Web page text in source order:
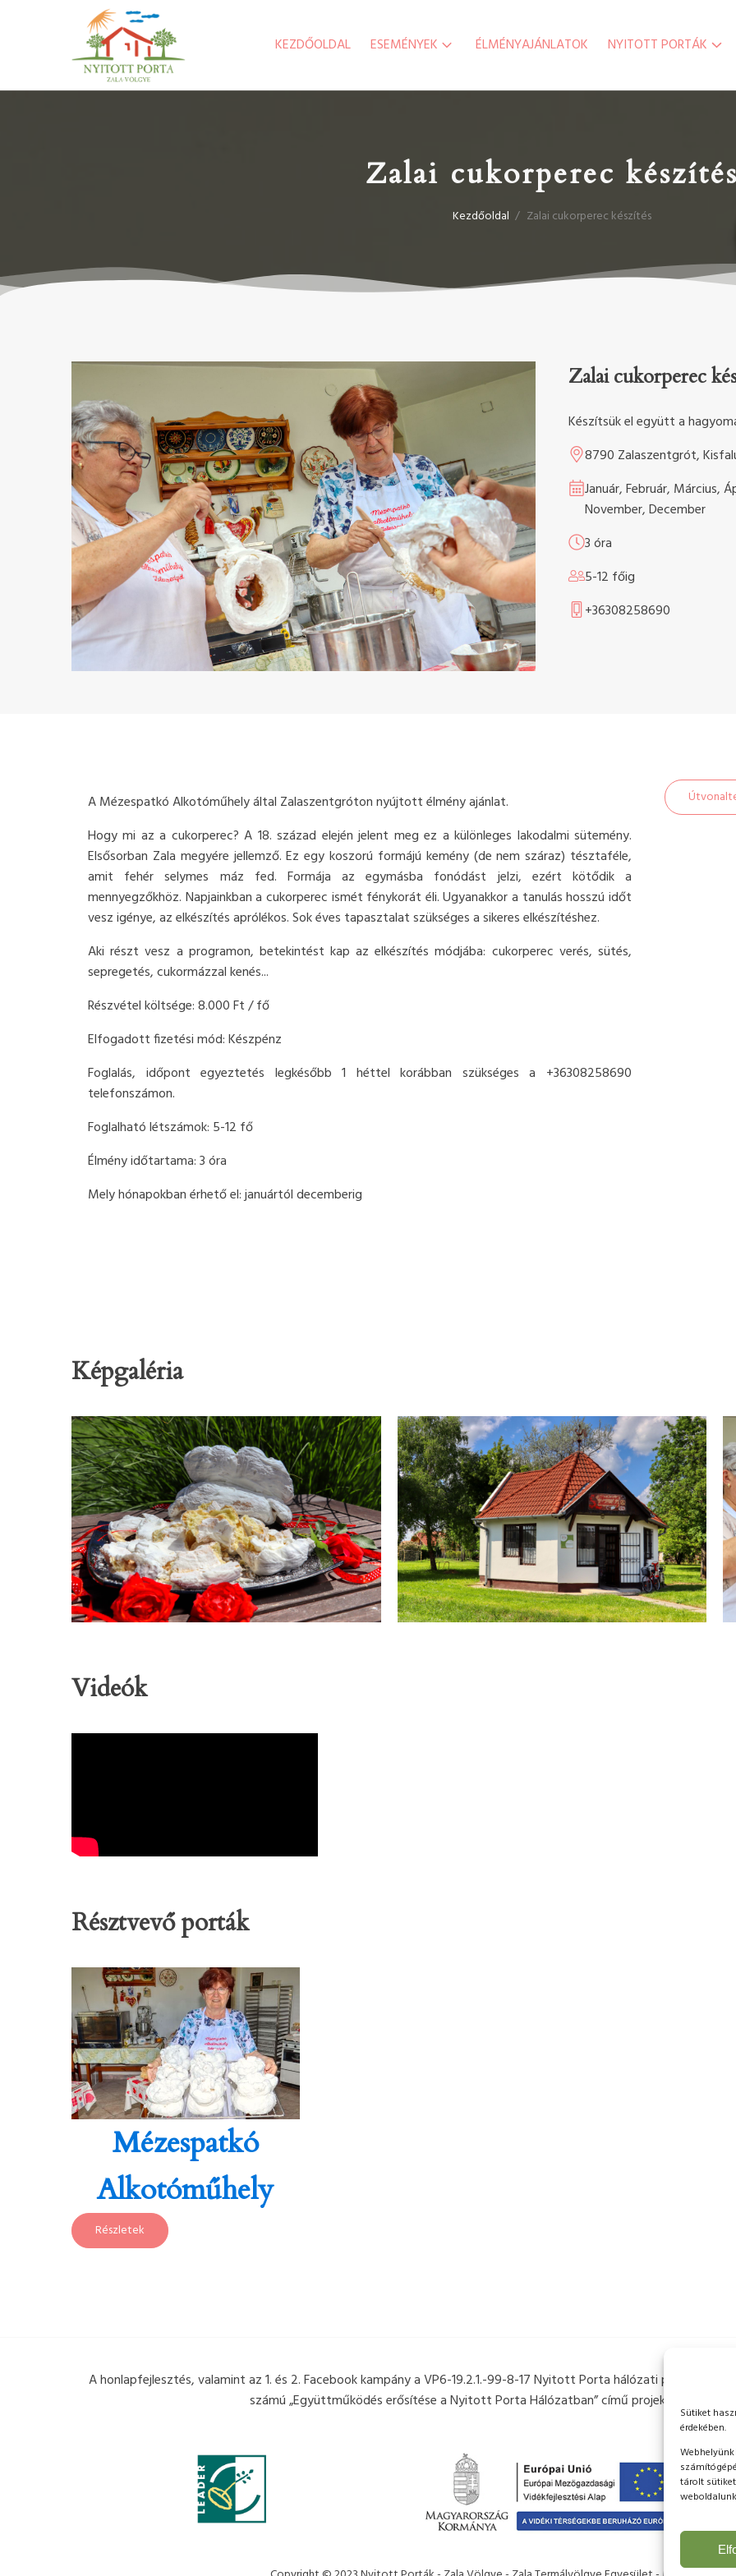
Sütiket
érdekében.
tárolt
KEZDŐOLDAL ESEMÉNYEK ÉLMÉNYAJÁNLATOK NYITOTT PORTÁK
Zalai cukorperec készítés
Kezdőoldal / Zalai cukorperec készítés
Zalai cukorperec
Készítsük el együtt a
8790 Zalaszentgrót,
Január, Február, Március,
November, December
3 óra
5-12 főig
+36308258690
A Mézespatkó Alkotóműhely által Zalaszentgróton nyújtott élmény ajánlat.
Hogy mi az a cukorperec? A 18. század elején jelent meg ez a különleges lakodalmi sütemény.
Elsősorban Zala megyére jellemző. Ez egy koszorú formájú kemény (de nem száraz) tésztaféle,
amit fehér selymes máz fed. Formája az egymásba fonódást jelzi, ezért kötődik a
mennyegzőkhöz. Napjainkban a cukorperec ismét fénykorát éli. Ugyanakkor a tanulás hosszú időt
vesz igénye, az elkészítés aprólékos. Sok éves tapasztalat szükséges a sikeres elkészítéshez.
Aki részt vesz a programon, betekintést kap az elkészítés módjába: cukorperec verés, sütés,
sepregetés, cukormázzal kenés...
Részvétel költsége: 8.000 Ft / fő
Elfogadott fizetési mód: Készpénz
Foglalás, időpont egyeztetés legkésőbb 1 héttel korábban szükséges a +36308258690
telefonszámon.
Foglalható létszámok: 5-12 fő
Élmény időtartama: 3 óra
Mely hónapokban érhető el: januártól decemberig
Képgaléria
Videók
Résztvevő porták
Mézespatkó
Alkotóműhely
Részletek
A honlapfejlesztés, valamint az 1. és 2. Facebook kampány a VP6-19.2.1.-99-8-17 Nyitott Porta hálózati projektek
számú „Együttműködés erősítése a Nyitott Porta Hálózatban” című projekt keretében